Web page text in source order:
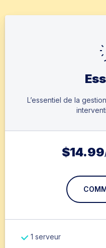
L’essentiel de la
$14.99
1 serveur